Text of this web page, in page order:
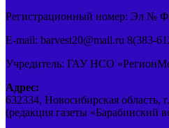
Регистрационный номер: Эл №
E-mail: barvest20@mail.ru 8(383-
Учредитель: ГАУ НСО
Адрес:
632334, Новосибирская область,
(редакция газеты «Барабинский